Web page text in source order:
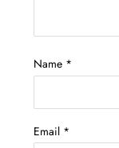
Name *
Email *